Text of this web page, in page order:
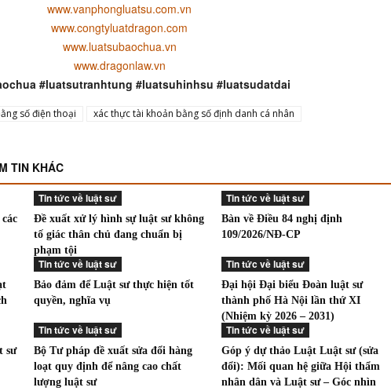
www.vanphongluatsu.com.vn
www.congtyluatdragon.com
www.luatsubaochua.vn
www.dragonlaw.vn
#luatsutranhtung #luatsuhinhsu #luatsudatdai
số điện thoại xác thực tài khoản bằng số định danh cá nhân
TIN KHÁC
Tin tức về luật sư
Đề xuất xử lý hình sự luật sư không
tố giác thân chủ đang chuẩn bị
phạm tội
Tin tức về luật sư
Bàn về Điều 84 nghị định
109/2026/NĐ-CP
Tin tức về luật sư
Bảo đảm để Luật sư thực hiện tốt
quyền, nghĩa vụ
Tin tức về luật sư
Đại hội Đại biểu Đoàn luật sư
thành phố Hà Nội lần thứ XI
(Nhiệm kỳ 2026 – 2031)
sư
Tin tức về luật sư
Bộ Tư pháp đề xuất sửa đổi hàng
loạt quy định để nâng cao chất
lượng luật sư
Tin tức về luật sư
Góp ý dự thảo Luật Luật sư (sửa
đổi): Mối quan hệ giữa Hội thẩm
nhân dân và Luật sư – Góc nhìn